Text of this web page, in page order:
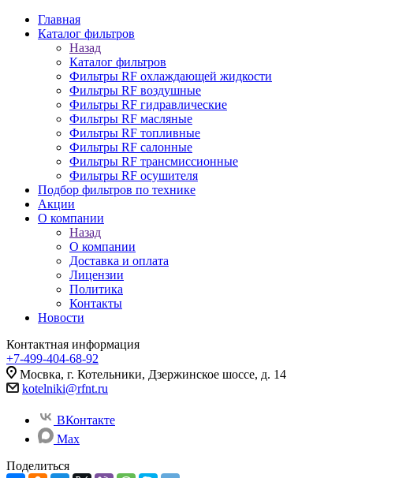
Главная
Каталог фильтров
Назад
Каталог фильтров
Фильтры RF охлаждающей жидкости
Фильтры RF воздушные
Фильтры RF гидравлические
Фильтры RF масляные
Фильтры RF топливные
Фильтры RF салонные
Фильтры RF трансмиссионные
Фильтры RF осушителя
Подбор фильтров по технике
Акции
О компании
Назад
О компании
Доставка и оплата
Лицензии
Политика
Контакты
Новости
Контактная информация
+7-499-404-68-92
Мосвка, г. Котельники, Дзержинское шоссе, д. 14
kotelniki@rfnt.ru
ВКонтакте
Max
Поделиться